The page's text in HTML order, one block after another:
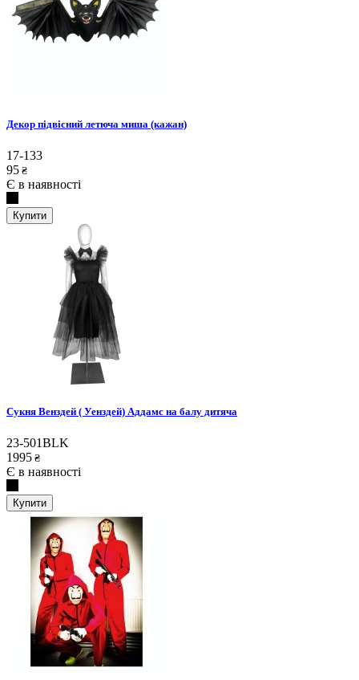
Декор підвісний летюча миша (кажан)
17-133
95 ₴
Є в наявності
Купити
Сукня Венздей ( Уенздей) Аддамс на балу дитяча
23-501BLK
1995 ₴
Є в наявності
Купити